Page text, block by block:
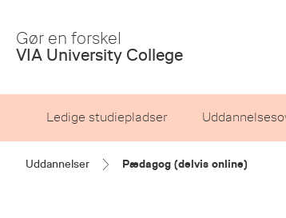
Main
Content
Gør en forskel
VIA University College
Ledige studiepladser
Uddannelser Pædagog (delvis online)